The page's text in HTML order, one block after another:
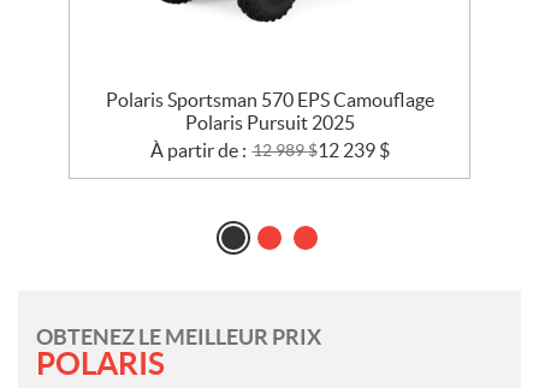
Polaris Sportsman 570 EPS Camouflage
Polaris Pursuit 2025
À partir de : 12 989$12 239 $
OBTENEZ LE MEILLEUR PRIX
POLARIS